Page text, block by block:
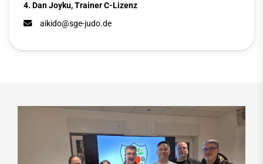
4. Dan Joyku, Trainer C-Lizenz
aikido@sge-judo.de